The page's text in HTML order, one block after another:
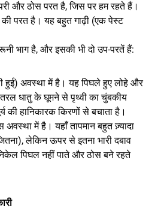
और ठोस परत है, जिस पर हम रहते हैं।
की परत है। यह बहुत गाढ़ी (एक पेस्ट
भाग है, और इसकी भी दो उप-परतें हैं:
हुई) अवस्था में है। यह पिघले हुए लोहे और
धातु के घूमने से पृथ्वी का चुंबकीय
की हानिकारक किरणों से बचाता है।
में है। यहाँ तापमान बहुत ज़्यादा
लेकिन ऊपर से इतना भारी दबाव
पिघल नहीं पाते और ठोस बने रहते